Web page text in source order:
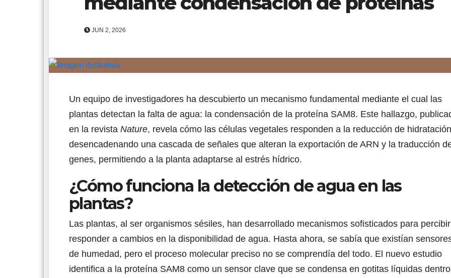
JUN 2, 2026
Un equipo de investigadores ha descubierto un mecanismo fundamental mediante el cual las
plantas detectan la falta de agua: la condensación de la proteína SAM8. Este hallazgo,
en la revista Nature, revela cómo las células vegetales responden a la reducción de hidratación
desencadenando una cascada de señales que alteran la exportación de ARN y la traducción
genes, permitiendo a la planta adaptarse al estrés hídrico.
¿Cómo funciona la detección de agua en las
plantas?
Las plantas, al ser organismos sésiles, han desarrollado mecanismos sofisticados para
responder a cambios en la disponibilidad de agua. Hasta ahora, se sabía que existían
de humedad, pero el proceso molecular preciso no se comprendía del todo. El nuevo estudio
identifica a la proteína SAM8 como un sensor clave que se condensa en gotitas líquidas dentro